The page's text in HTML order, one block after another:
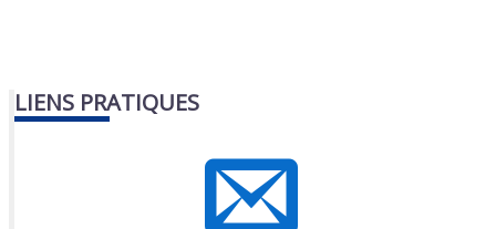
LIENS PRATIQUES